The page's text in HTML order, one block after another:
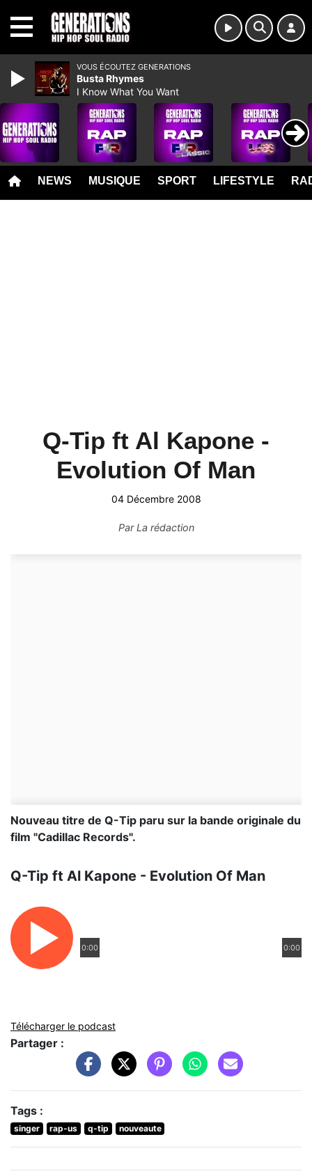
NEWS MUSIQUE SPORT LIFESTYLE
Q-Tip ft Al Kapone -
Evolution Of Man
04 Décembre 2008
ParLa rédaction
Nouveau titre de Q-Tip paru sur la bande originale du
film "Cadillac Records".
Q-Tip ft Al Kapone - Evolution Of Man
0:00 0:00
Télécharger le podcast
Partager :
Tags :
singer rap-us q-tip nouveaute
VOUS ÉCOUTEZ GENERATIONS
Busta Rhymes
I Know What You Want